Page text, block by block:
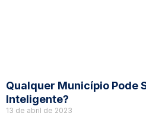
Qualquer Município Pode
Inteligente?
13 de abril de 2023